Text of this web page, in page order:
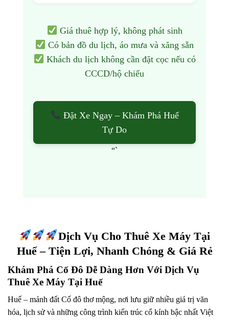
Giá thuê hợp lý, không phát sinh
Có bản đồ du lịch, áo mưa và xăng sẵn
Khách du lịch không cần đặt cọc nếu có
CCCD/hộ chiếu
Đặt Xe Ngay – Khám Phá Huế
Tự Do
“`
Dịch Vụ Cho Thuê Xe Máy Tại
Huế – Tiện Lợi, Nhanh Chóng & Giá Rẻ
Khám Phá Cố Đô Dễ Dàng Hơn Với Dịch Vụ
Thuê Xe Máy Tại Huế
Huế – mảnh đất Cố đô thơ mộng, nơi lưu giữ nhiều giá trị văn
hóa, lịch sử và những công trình kiến trúc cổ kính bậc nhất Việt